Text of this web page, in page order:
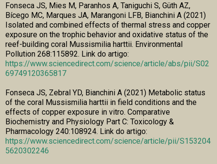
Fonseca JS, Mies M, Paranhos A, Taniguchi S, Güth AZ,
Bícego MC, Marques JA, Marangoni LFB, Bianchini A (2021)
Isolated and combined effects of thermal stress and copper
exposure on the trophic behavior and oxidative status of the
reef-building coral Mussismilia harttii. Environmental
Pollution 268:115892. Link do artigo:
https://www.sciencedirect.com/science/article/abs/pii/S02
69749120365817
Fonseca JS, Zebral YD, Bianchini A (2021) Metabolic status
of the coral Mussismilia harttii in field conditions and the
effects of copper exposure in vitro. Comparative
Biochemistry and Physiology Part C: Toxicology &
Pharmacology 240:108924. Link do artigo:
https://www.sciencedirect.com/science/article/pii/S153204
5620302246